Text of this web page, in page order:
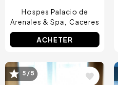
Hospes Palacio de
Arenales & Spa
Caceres
ACHETER
Image
5 / 5